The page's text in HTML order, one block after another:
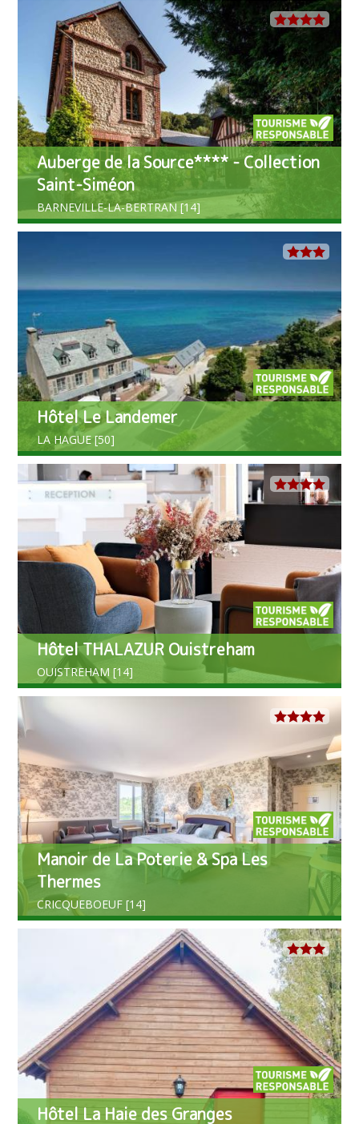
Auberge de la Source**** - Collection
Saint-Siméon
BARNEVILLE-LA-BERTRAN [14]
Hôtel Le Landemer
LA HAGUE [50]
Hôtel THALAZUR Ouistreham
OUISTREHAM [14]
Manoir de La Poterie & Spa Les
Thermes
CRICQUEBOEUF [14]
Hôtel La Haie des Granges